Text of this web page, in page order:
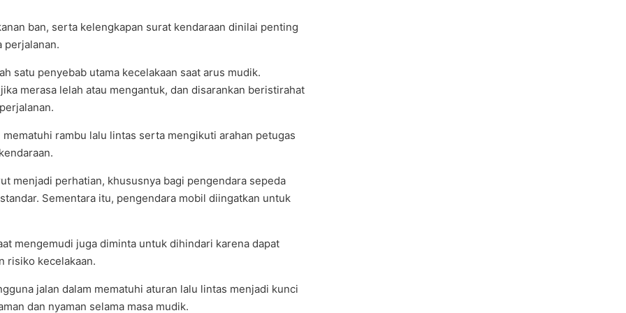
ban, serta kelengkapan surat kendaraan dinilai penting
perjalanan.
satu penyebab utama kecelakaan saat arus mudik.
merasa lelah atau mengantuk, dan disarankan beristirahat
rambu lalu lintas serta mengikuti arahan petugas
menjadi perhatian, khususnya bagi pengendara sepeda
Sementara itu, pengendara mobil diingatkan untuk
mengemudi juga diminta untuk dihindari karena dapat
risiko kecelakaan.
jalan dalam mematuhi aturan lalu lintas menjadi kunci
dan nyaman selama masa mudik.